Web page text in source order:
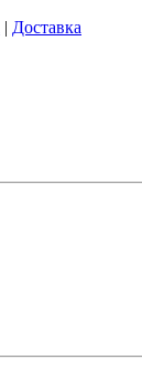
| Доставка